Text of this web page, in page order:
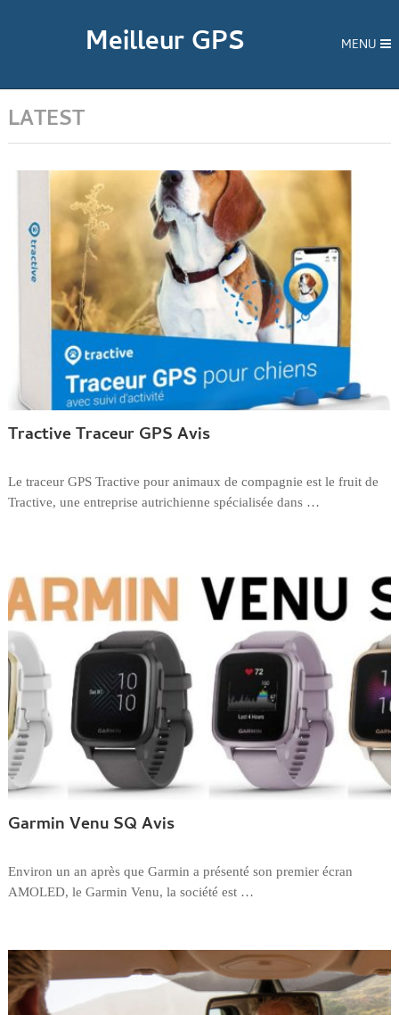
Meilleur GPS MENU
LATEST
Tractive Traceur GPS Avis
Le traceur GPS Tractive pour animaux de compagnie est le fruit de
Tractive, une entreprise autrichienne spécialisée dans …
Garmin Venu SQ Avis
Environ un an après que Garmin a présenté son premier écran
AMOLED, le Garmin Venu, la société est …